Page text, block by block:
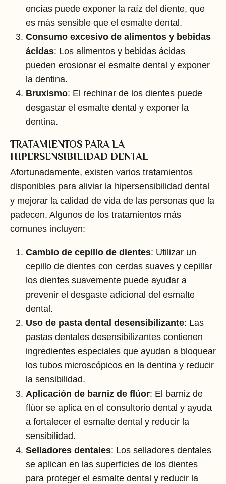
encías puede exponer la raíz del diente, que
es más sensible que el esmalte dental.
Consumo excesivo de alimentos y bebidas
ácidas: Los alimentos y bebidas ácidas
pueden erosionar el esmalte dental y exponer
la dentina.
Bruxismo: El rechinar de los dientes puede
desgastar el esmalte dental y exponer la
dentina.
TRATAMIENTOS PARA LA
HIPERSENSIBILIDAD DENTAL
Afortunadamente, existen varios tratamientos
disponibles para aliviar la hipersensibilidad dental
y mejorar la calidad de vida de las personas que la
padecen. Algunos de los tratamientos más
comunes incluyen:
Cambio de cepillo de dientes: Utilizar un
cepillo de dientes con cerdas suaves y cepillar
los dientes suavemente puede ayudar a
prevenir el desgaste adicional del esmalte
dental.
Uso de pasta dental desensibilizante: Las
pastas dentales desensibilizantes contienen
ingredientes especiales que ayudan a bloquear
los tubos microscópicos en la dentina y reducir
la sensibilidad.
Aplicación de barniz de flúor: El barniz de
flúor se aplica en el consultorio dental y ayuda
a fortalecer el esmalte dental y reducir la
sensibilidad.
Selladores dentales: Los selladores dentales
se aplican en las superficies de los dientes
para proteger el esmalte dental y reducir la